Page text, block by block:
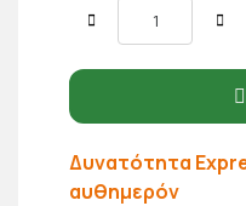
Δυνατότητα
αυθημερόν